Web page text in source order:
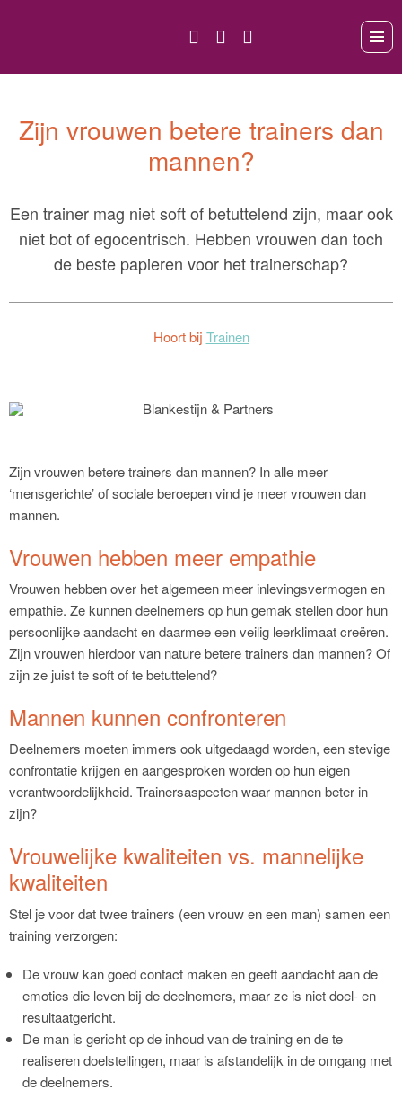
Zijn vrouwen betere trainers dan
mannen?
Een trainer mag niet soft of betuttelend zijn, maar ook
niet bot of egocentrisch. Hebben vrouwen dan toch
de beste papieren voor het trainerschap?
Hoort bij Trainen
Zijn vrouwen betere trainers dan mannen? In alle meer
‘mensgerichte’ of sociale beroepen vind je meer vrouwen dan
mannen.
Vrouwen hebben meer empathie
Vrouwen hebben over het algemeen meer inlevingsvermogen en
empathie. Ze kunnen deelnemers op hun gemak stellen door hun
persoonlijke aandacht en daarmee een veilig leerklimaat creëren.
Zijn vrouwen hierdoor van nature betere trainers dan mannen? Of
zijn ze juist te soft of te betuttelend?
Mannen kunnen confronteren
Deelnemers moeten immers ook uitgedaagd worden, een stevige
confrontatie krijgen en aangesproken worden op hun eigen
verantwoordelijkheid. Trainersaspecten waar mannen beter in
zijn?
Vrouwelijke kwaliteiten vs. mannelijke
kwaliteiten
Stel je voor dat twee trainers (een vrouw en een man) samen een
training verzorgen:
De vrouw kan goed contact maken en geeft aandacht aan de
emoties die leven bij de deelnemers, maar ze is niet doel- en
resultaatgericht.
De man is gericht op de inhoud van de training en de te
realiseren doelstellingen, maar is afstandelijk in de omgang met
de deelnemers.